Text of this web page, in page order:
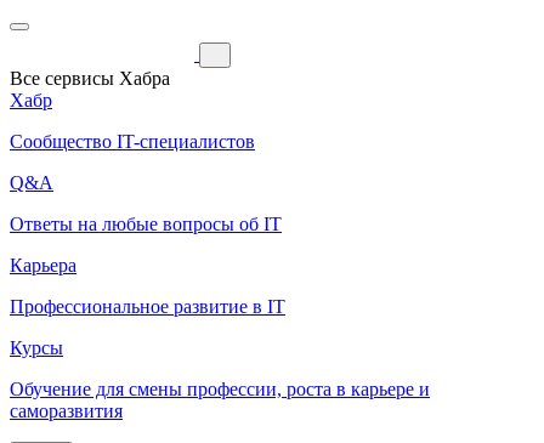
Все сервисы Хабра
Хабр
Сообщество IT-специалистов
Q&A
Ответы на любые вопросы об IT
Карьера
Профессиональное развитие в IT
Курсы
Обучение для смены профессии, роста в карьере и
саморазвития